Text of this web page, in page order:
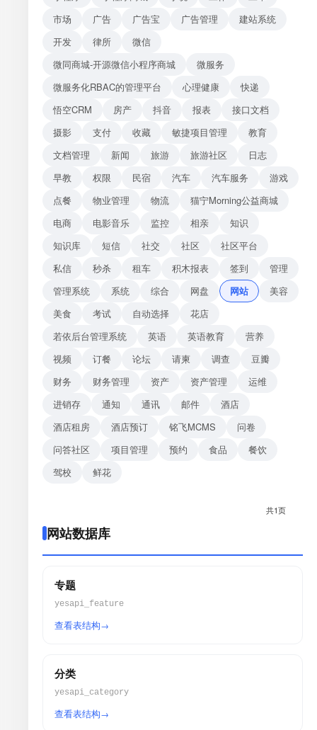
市场
广告 广告宝 广告管理
建站系统
开发
律所
微信
微同商城-开源微信小程序商城
微服务
微服务化RBAC的管理平台
心理健康
快递
悟空CRM
房产 抖音 报表
接口文档
摄影
支付 收藏 敏捷项目管理
教育
文档管理
新闻 旅游 旅游社区
日志
早教
权限 民宿 汽车 汽车服务
游戏
点餐
物业管理 物流
猫宁Morning公益商城
电商
电影音乐 监控 相亲
知识
知识库
短信 社交 社区
社区平台
私信
秒杀 租车 积木报表 签到
管理
管理系统
系统 综合 网盘 网站
美容
美食
考试 自动选择
花店
若依后台管理系统
英语 英语教育
营养
视频
订餐 论坛 请柬 调查
豆瓣
财务
财务管理 资产 资产管理
运维
进销存
通知 通讯 邮件
酒店
酒店租房
酒店预订 铭飞MCMS
问卷
问答社区
项目管理 预约 食品
餐饮
驾校
鲜花
共1页
网站数据库
专题
yesapi_feature
查看表结构
分类
yesapi_category
查看表结构